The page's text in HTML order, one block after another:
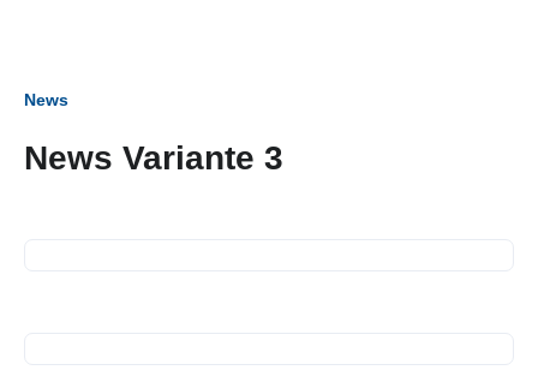
News
News Variante 3